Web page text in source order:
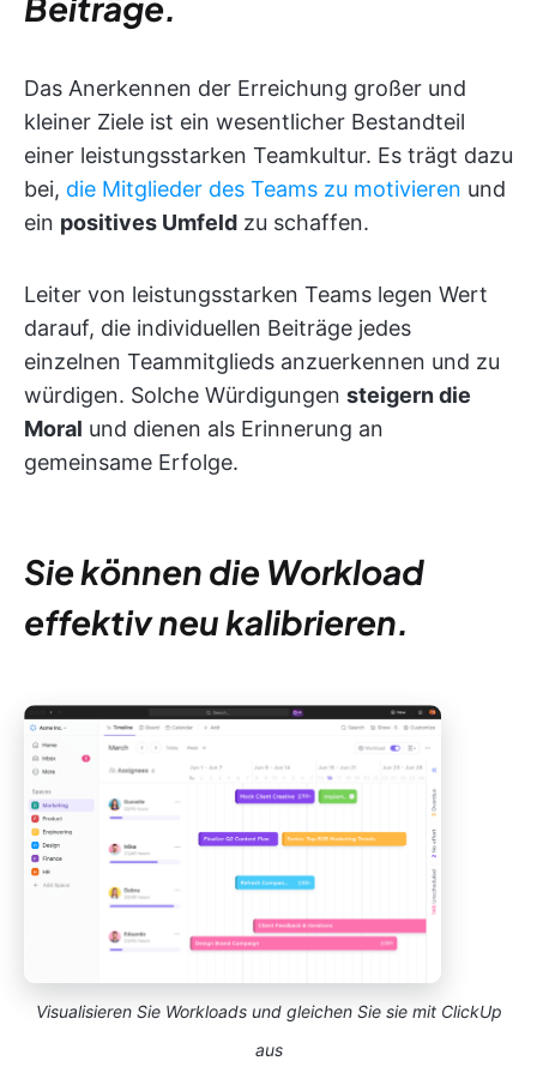
Das Anerkennen der Erreichung großer und
kleiner Ziele ist ein wesentlicher Bestandteil
einer leistungsstarken Teamkultur. Es trägt dazu
bei, die Mitglieder des Teams zu motivieren und
ein positives Umfeld zu schaffen.
Leiter von leistungsstarken Teams legen Wert
darauf, die individuellen Beiträge jedes
einzelnen Teammitglieds anzuerkennen und zu
würdigen. Solche Würdigungen steigern die
Moral und dienen als Erinnerung an
gemeinsame Erfolge.
Sie können die Workload
effektiv neu kalibrieren.
Visualisieren Sie Workloads und gleichen Sie sie mit ClickUp
aus